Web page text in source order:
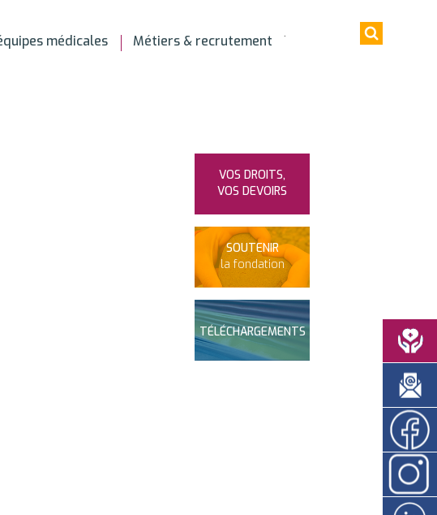
médicales Métiers & recrutement
VOS DROITS,
VOS DEVOIRS
SOUTENIR
la fondation
TÉLÉCHARGEMENTS